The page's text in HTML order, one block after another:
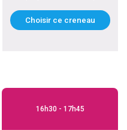
Choisir ce creneau
16h30 - 17h45